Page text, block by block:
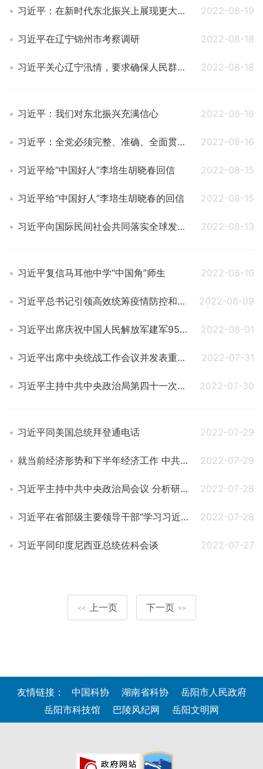
习近平：在新时代东北振兴上展现更大担当和作为 奋力开创辽宁振兴发展新局面 2022-08-19
习近平在辽宁锦州市考察调研 2022-08-18
习近平关心辽宁汛情，要求确保人民群众生命安全 2022-08-18
习近平：我们对东北振兴充满信心 2022-08-18
习近平：全党必须完整、准确、全面贯彻新发展理念 2022-08-16
习近平给“中国好人”李培生胡晓春回信 2022-08-15
习近平给“中国好人”李培生胡晓春的回信 2022-08-15
习近平向国际民间社会共同落实全球发展倡议交流大会致贺信 2022-08-13
习近平复信马耳他中学“中国角”师生 2022-08-10
习近平总书记引领高效统筹疫情防控和经济社会发展述评 2022-08-09
习近平出席庆祝中国人民解放军建军95周年招待会 2022-08-01
习近平出席中央统战工作会议并发表重要讲话 2022-07-31
习近平主持中共中央政治局第四十一次集体学习并发表重要讲话 2022-07-30
习近平同美国总统拜登通电话 2022-07-29
就当前经济形势和下半年经济工作 中共中央召开党外人士座谈会 习近平主持并发表重要讲话 2022-07-29
习近平主持中共中央政治局会议 分析研究当前经济形势和经济工作等 2022-07-28
习近平在省部级主要领导干部“学习习近平总书记重要讲话精神，迎接党的二十大”专题研讨班上发表重要讲话 2022-07-28
习近平同印度尼西亚总统佐科会谈 2022-07-27
<< 上一页 下一页 >>
友情链接： 中国科协 湖南省科协
岳阳市人民政府
岳阳市科技馆
巴陵风纪网 岳阳文明网